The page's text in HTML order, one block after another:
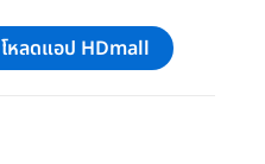
โหลดแอป HDmall